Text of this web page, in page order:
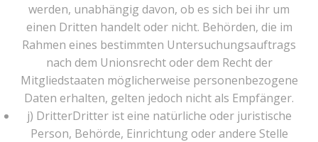
werden, unabhängig davon, ob es sich bei ihr um
einen Dritten handelt oder nicht. Behörden, die im
Rahmen eines bestimmten Untersuchungsauftrags
nach dem Unionsrecht oder dem Recht der
Mitgliedstaaten möglicherweise personenbezogene
Daten erhalten, gelten jedoch nicht als Empfänger.
j) DritterDritter ist eine natürliche oder juristische
Person, Behörde, Einrichtung oder andere Stelle